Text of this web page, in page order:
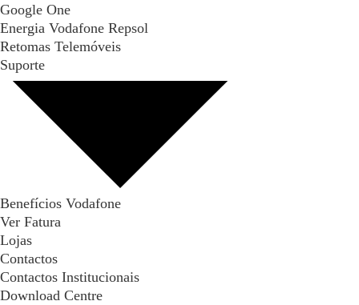
Google One
Energia Vodafone Repsol
Retomas Telemóveis
Suporte
Benefícios Vodafone
Ver Fatura
Lojas
Contactos
Contactos Institucionais
Download Centre